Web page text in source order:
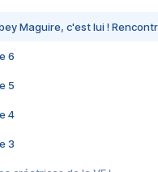
Maguire, c'est lui !
6
5
4
3